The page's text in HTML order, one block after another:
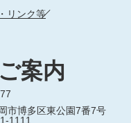
リンク等
案内
市博多区東公園7番7号
1111